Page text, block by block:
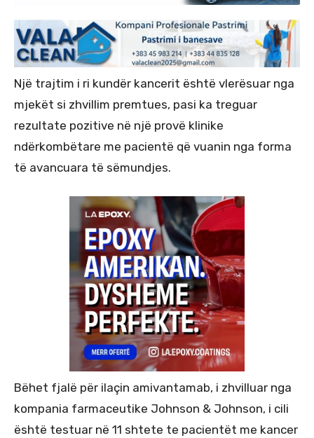
Një trajtim i ri kundër kancerit është vlerësuar nga
mjekët si zhvillim premtues, pasi ka treguar
rezultate pozitive në një provë klinike
ndërkombëtare me pacientë që vuanin nga forma
të avancuara të sëmundjes.
Bëhet fjalë për ilaçin amivantamab, i zhvilluar nga
kompania farmaceutike Johnson & Johnson, i cili
është testuar në 11 shtete te pacientët me kancer